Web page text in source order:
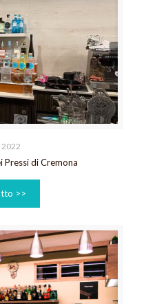
2022
Pressi di Cremona
>>